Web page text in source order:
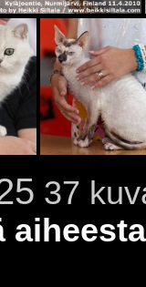
37
aiheesta